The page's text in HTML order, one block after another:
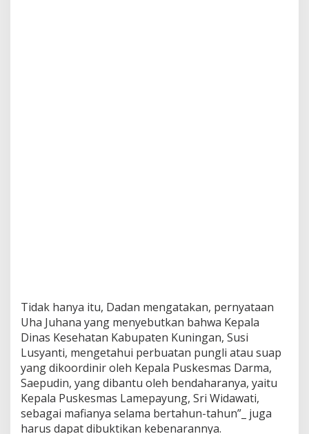
Tidak hanya itu, Dadan mengatakan, pernyataan
Uha Juhana yang menyebutkan bahwa Kepala
Dinas Kesehatan Kabupaten Kuningan, Susi
Lusyanti, mengetahui perbuatan pungli atau suap
yang dikoordinir oleh Kepala Puskesmas Darma,
Saepudin, yang dibantu oleh bendaharanya, yaitu
Kepala Puskesmas Lamepayung, Sri Widawati,
sebagai mafianya selama bertahun-tahun”_ juga
harus dapat dibuktikan kebenarannya.